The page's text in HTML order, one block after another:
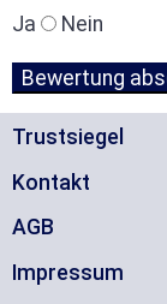
Ja
Nein
Trustsiegel
Kontakt
AGB
Impressum